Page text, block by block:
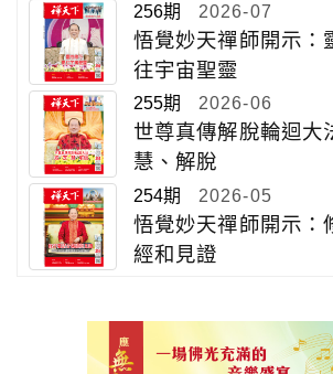
256期 2026-07
悟覺妙天禪師開示
往宇宙聖靈
255期 2026-06
世尊真傳解脫輪迴大
慧、解脫
254期 2026-05
悟覺妙天禪師開示：
經和見證